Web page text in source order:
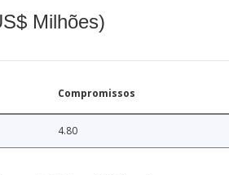
Milhões)
Compromissos
4.80